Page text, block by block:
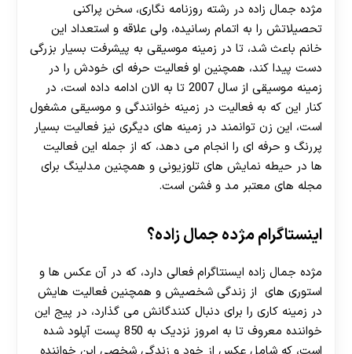
مژده جمال زاده در رشته روزنامه نگاری، سخن پراکنی
تحصیلاتش را به اتمام رسانیده، ولی علاقه و استعداد این
خانم باعث شد، تا در زمینه موسیقی به پیشرفت بسیار بزرگی
دست پیدا کند، همچنین او فعالیت حرفه ای خودش را در
زمینه موسیقی از سال 2007 تا به الان ادامه داده است، در
کنار این که به فعالیت در زمینه خوانندگی و موسیقی مشغول
است، این زن توانمند در زمینه های دیگری نیز فعالیت بسیار
پررنگ و حرفه ای را انجام می دهد، که از جمله این فعالیت
ها در حیطه نمایش های تلوزیونی و همچنین مدلینگ برای
مجله های معتبر مد و فشن است.
اینستاگرام مژده جمال زاده؟
مژده جمال زاده ایسنتاگرام فعالی دارد، که در آن عکس ها و
استوری های از زندگی شخصیش و همچنین فعالیت هایش
در زمینه کاری را برای دنبال کنندگانش می گذارد، در پیج این
خواننده معروف تا به امروز نزدیک به 850 پست آپلود شده